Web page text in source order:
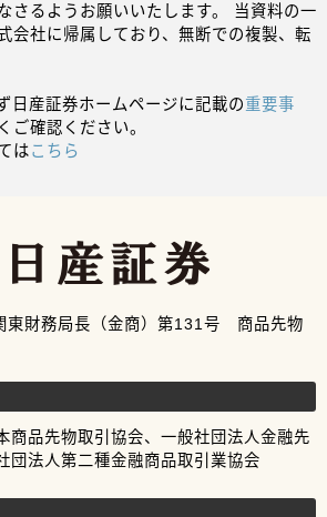
さるようお願いいたします。 当資料の一
会社に帰属しており、無断での複製、転
日産証券ホームページに記載の重要事
ご確認ください。
はこちら
財務局長（金商）第131号 商品先物
商品先物取引協会、一般社団法人金融先
団法人第二種金融商品取引業協会